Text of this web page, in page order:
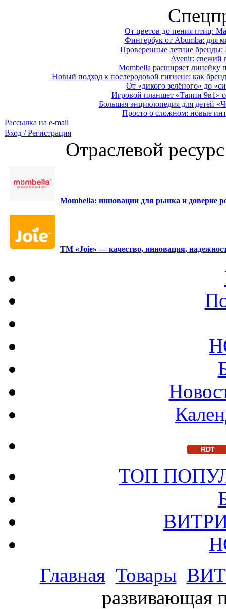
От цветов до пения птиц:
Фингербук от Abumba: для
Проверенные летние
Avenir: свежий
Mombella расширяет линейку
Новый подход к послеродовой гигиене: как
От «дикого зелёного» до
Игровой планшет «Таппи 9в1»
Большая энциклопедия для детей
Просто о сложном: новые
Рассылка на e-mail
Вход / Регистрация
Отраслевой
Mombella: инновации для рынка и доверие
ТМ «Joie» — качество, инновация,
RDT
ТОП
Главная Товары
развивающая